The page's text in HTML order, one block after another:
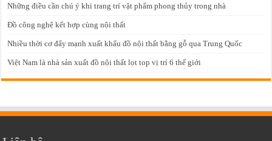
Những điều cần chú ý khi trang trí vật phẩm phong thủy trong nhà
Đồ công nghệ kết hợp cùng nội thất
Nhiều thời cơ đẩy mạnh xuất khẩu đồ nội thất bằng gỗ qua Trung Quốc
Việt Nam là nhà sản xuất đồ nội thất lọt top vị trí 6 thế giới